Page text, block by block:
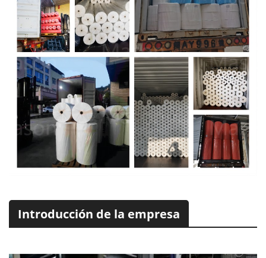
Introducción de la empresa